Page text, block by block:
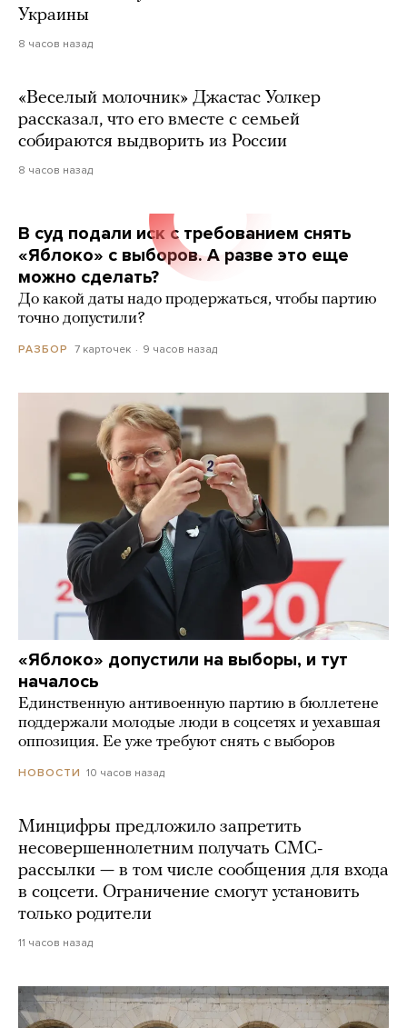
Украины
8 часов назад
«Веселый молочник» Джастас Уолкер
рассказал, что его вместе с семьей
собираются выдворить из России
8 часов назад
В суд подали иск с требованием снять
«Яблоко» с выборов. А разве это еще
можно сделать?
До какой даты надо продержаться, чтобы партию
точно допустили?
РАЗБОР 7 карточек 9 часов назад
«Яблоко» допустили на выборы, и тут
началось
Единственную антивоенную партию в бюллетене
поддержали молодые люди в соцсетях и уехавшая
оппозиция. Ее уже требуют снять с выборов
НОВОСТИ 10 часов назад
Минцифры предложило запретить
несовершеннолетним получать СМС-
рассылки — в том числе сообщения для входа
в соцсети. Ограничение смогут установить
только родители
11 часов назад